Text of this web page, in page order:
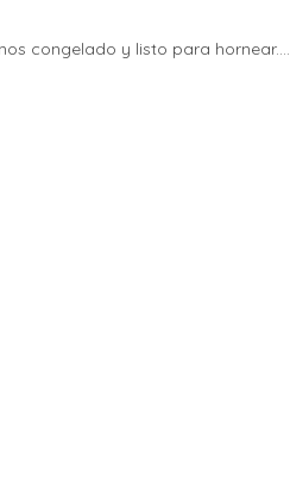
congelado y listo para hornear....